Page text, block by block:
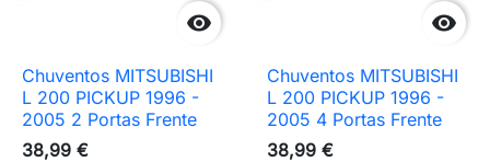

Chuventos MITSUBISHI
L 200 PICKUP 1996 -
2005 2 Portas Frente
38,99 €

Chuventos MITSUBISHI
L 200 PICKUP 1996 -
2005 4 Portas Frente
38,99 €